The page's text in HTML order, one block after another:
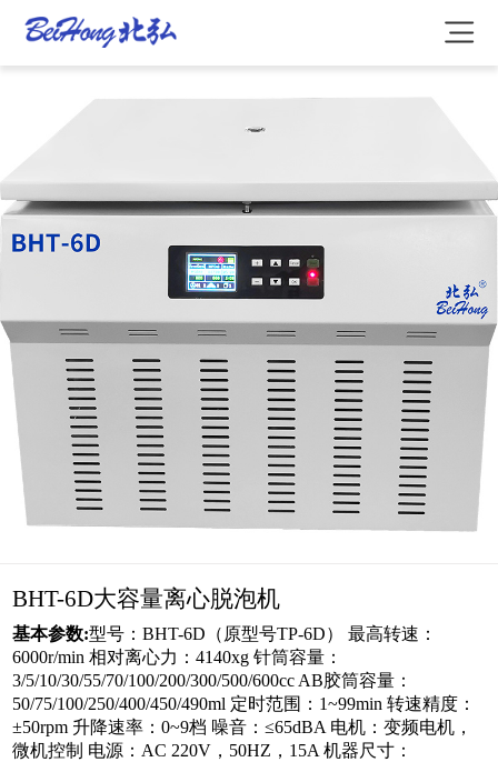
BHT-6D大容量离心脱泡机
基本参数:型号：BHT-6D（原型号TP-6D） 最高转速：
6000r/min 相对离心力：4140xg 针筒容量：
3/5/10/30/55/70/100/200/300/500/600cc AB胶筒容量：
50/75/100/250/400/450/490ml 定时范围：1~99min 转速精度：
±50rpm 升降速率：0~9档 噪音：≤65dBA 电机：变频电机，
微机控制 电源：AC 220V，50HZ，15A 机器尺寸：